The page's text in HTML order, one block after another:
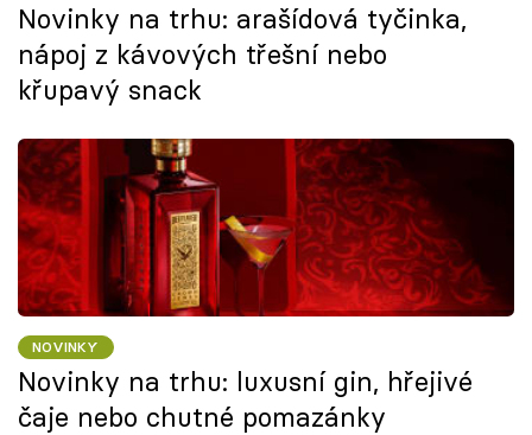
Novinky na trhu: arašídová tyčinka,
nápoj z kávových třešní nebo
křupavý snack
NOVINKY
Novinky na trhu: luxusní gin, hřejivé
čaje nebo chutné pomazánky